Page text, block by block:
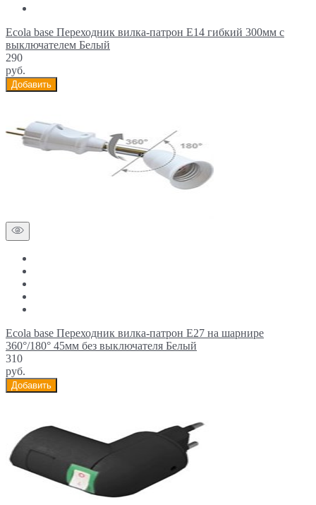
Ecola base Переходник вилка-патрон E14 гибкий 300мм c
выключателем Белый
290
руб.
Добавить
Ecola base Переходник вилка-патрон E27 на шарнире
360°/180° 45мм без выключателя Белый
310
руб.
Добавить